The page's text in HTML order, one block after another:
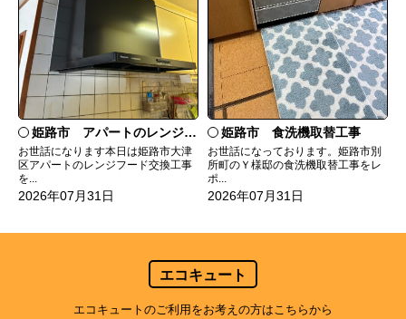
姫路市 アパートのレンジフード交換
お世話になります本日は姫路市大津
区アパートのレンジフード交換工事
を...
2026年07月31日
姫路市 食洗機取替工事
お世話になっております。姫路市別
所町のＹ様邸の食洗機取替工事をレ
ポ...
2026年07月31日
エコキュート
エコキュートのご利用をお考えの方はこちらから